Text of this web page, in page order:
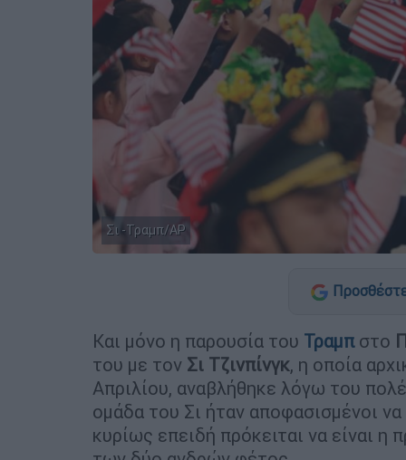
Σι -Τραμπ/ΑP
Και μόνο η παρουσία του Τραμπ στο
του με τον Σι Τζινπίνγκ, η οποία
Απριλίου, αναβλήθηκε λόγω του
ομάδα του Σι ήταν αποφασισμένοι
κυρίως επειδή πρόκειται να είναι